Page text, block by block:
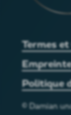
Termes
Politique
© Damian